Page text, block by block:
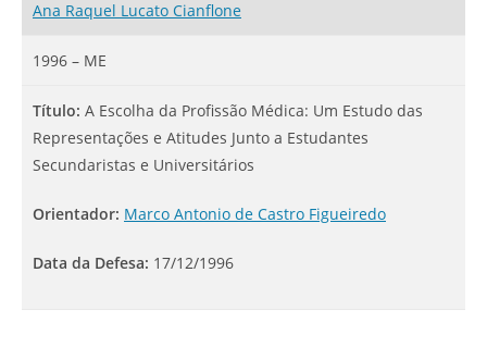
Ana Raquel Lucato Cianflone
1996 – ME
Título: A Escolha da Profissão Médica: Um Estudo das
Representações e Atitudes Junto a Estudantes
Secundaristas e Universitários
Orientador: Marco Antonio de Castro Figueiredo
Data da Defesa: 17/12/1996